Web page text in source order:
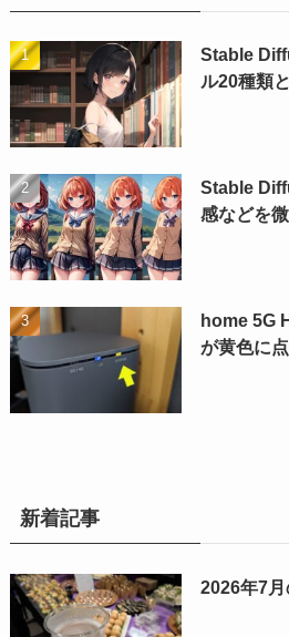
Stable
ル20種類
Stable
感などを
home 5G
が黄色に
新着記事
2026年7